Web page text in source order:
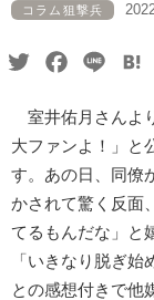
コラム狙撃兵
TwitterFacebook
Line
室井佑月さんよ
大ファンよ！」と
す。あの日、同僚
かされて驚く反面
てるもんだな」と
「いきなり脱ぎ始
との感想付きで他